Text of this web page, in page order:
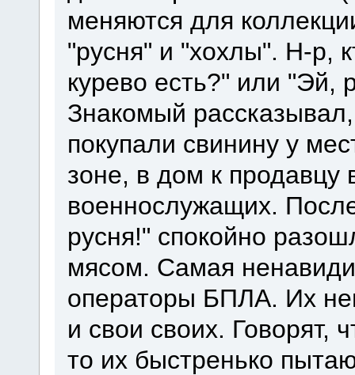
меняются для
"русня" и "хохлы". Н-р,
курево есть?" или "Эй,
Знакомый
покупали свинину у
зоне, в дом к продавцу
военнослужащих.
русня!" спокойно
мясом. Самая
операторы БПЛА. Их
и свои своих. Говорят,
то их быстренько